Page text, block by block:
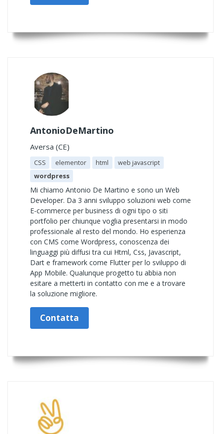
AntonioDeMartino
Aversa (CE)
CSS elementor html
web javascript
wordpress
Mi chiamo Antonio De Martino e sono un Web
Developer. Da 3 anni sviluppo soluzioni web come
E-commerce per business di ogni tipo o siti
portfolio per chiunque voglia presentarsi in modo
professionale al resto del mondo. Ho esperienza
con CMS come Wordpress, conoscenza dei
linguaggi più diffusi tra cui Html, Css, Javascript,
Dart e framework come Flutter per lo sviluppo di
App Mobile. Qualunque progetto tu abbia non
esitare a metterti in contatto con me e a trovare
la soluzione migliore.
Contatta